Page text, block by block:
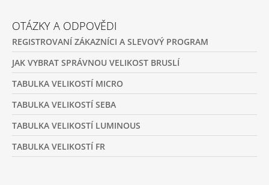
OTÁZKY A ODPOVĚDI
REGISTROVANÍ ZÁKAZNÍCI A SLEVOVÝ PROGRAM
JAK VYBRAT SPRÁVNOU VELIKOST BRUSLÍ
TABULKA VELIKOSTÍ MICRO
TABULKA VELIKOSTÍ SEBA
TABULKA VELIKOSTÍ LUMINOUS
TABULKA VELIKOSTÍ FR